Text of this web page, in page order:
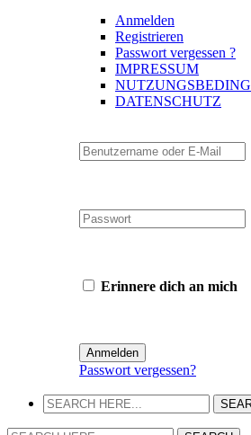
Anmelden
Registrieren
Passwort vergessen ?
IMPRESSUM
DATENSCHUTZ
Erinnere dich an mich
Passwort vergessen?